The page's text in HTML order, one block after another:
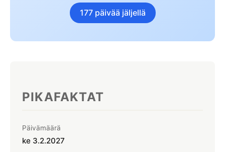
Laskiainen
🇫🇮 Liputuspäivät
Suomen liputuspäivät
Kesä- ja talviaika
177 päivää jäljellä
PIKAFAKTAT
Päivämäärä
ke 3.2.2027